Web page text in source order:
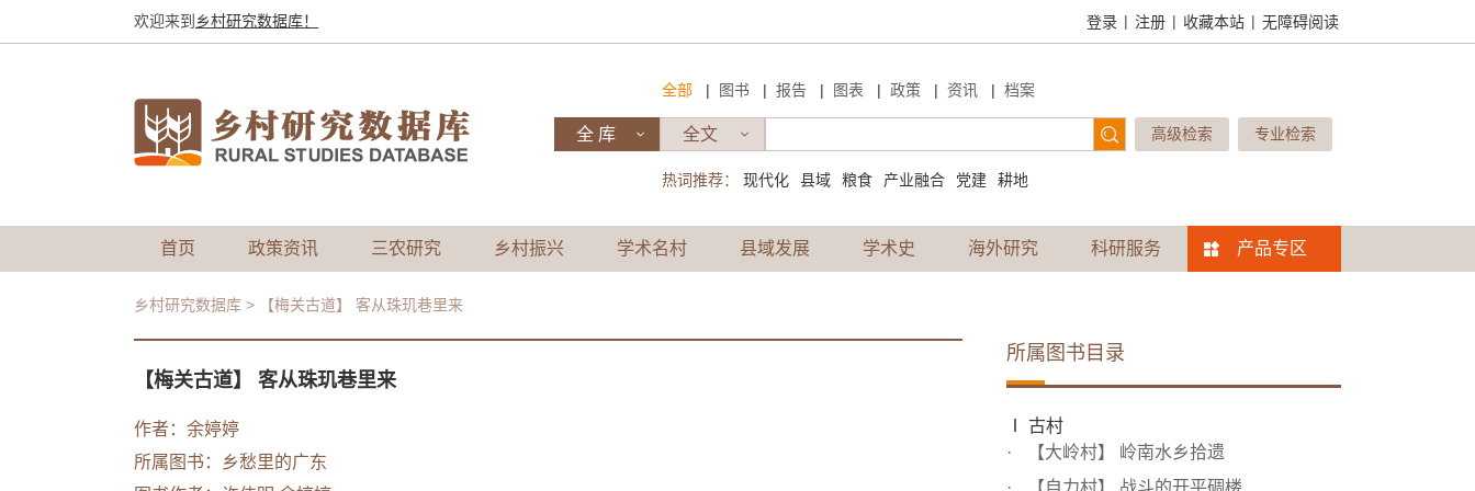
欢迎来到 乡村研究数据库！ 登录 | 注册 | 收藏本站 | 无障碍阅读
全部 | 图书 | 报告 | 图表 | 政策 | 资讯 | 档案
高级检索 专业检索
热词推荐： 现代化 县域 粮食 产业融合 党建 耕地
首页 政策资讯 三农研究 乡村振兴 学术名村 县域发展 学术史 海外研究 科研服务 产品专区
乡村研究数据库 > 【梅关古道】 客从珠玑巷里来
【梅关古道】 客从珠玑巷里来
作者：余婷婷
所属图书：
乡愁里的广东
所属图书目录
Ⅰ 古村
【大岭村】 岭南水乡拾遗
【自力村】 战斗的开平碉楼